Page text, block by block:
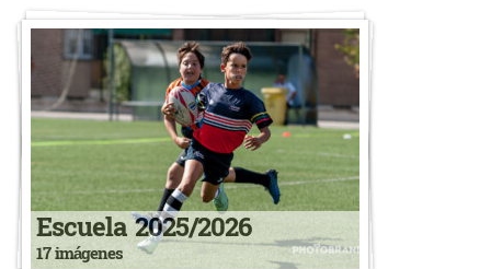
Escuela 2025/2026
17 imágenes